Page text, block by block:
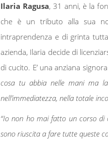
Ilaria Ragusa, 31 anni, è la
che è un tributo alla sua
intraprendenza e di grinta
azienda, Ilaria decide di
di cucito. E’ una anziana
cosa tu abbia nelle mani ma
nell’immediatezza, nella totale
“Io non ho mai fatto un corso di
sono riuscita a fare tutte queste